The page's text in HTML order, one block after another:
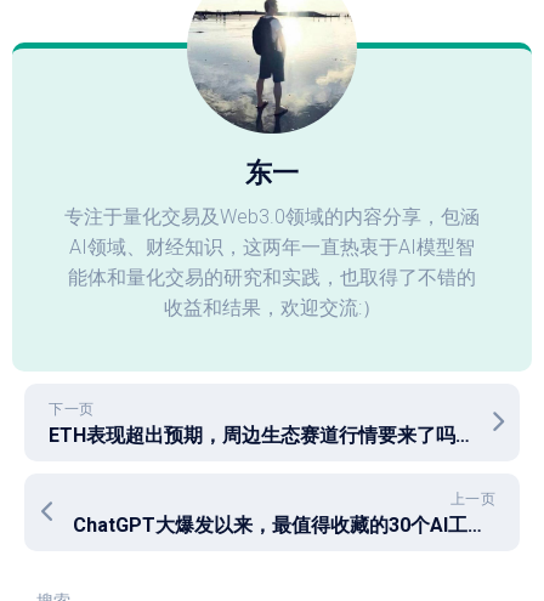
东一
专注于量化交易及Web3.0领域的内容分享，包涵
AI领域、财经知识，这两年一直热衷于AI模型智
能体和量化交易的研究和实践，也取得了不错的
收益和结果，欢迎交流:）
下一页
ETH表现超出预期，周边生态赛道行情要来了吗？
上一页
ChatGPT大爆发以来，最值得收藏的30个AI工具，让你生产力爆表、效率无敌！